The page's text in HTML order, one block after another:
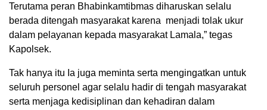
Terutama peran Bhabinkamtibmas diharuskan selalu
berada ditengah masyarakat karena menjadi tolak ukur
dalam pelayanan kepada masyarakat Lamala,” tegas
Kapolsek.
Tak hanya itu Ia juga meminta serta mengingatkan untuk
seluruh personel agar selalu hadir di tengah masyarakat
serta menjaga kedisiplinan dan kehadiran dalam